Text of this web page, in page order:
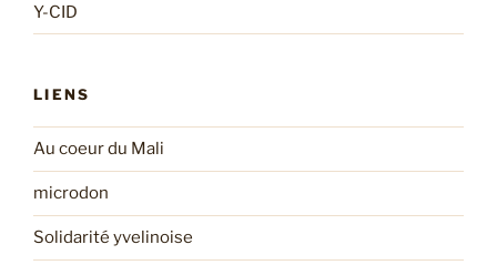
Y-CID
LIENS
Au coeur du Mali
microdon
Solidarité yvelinoise